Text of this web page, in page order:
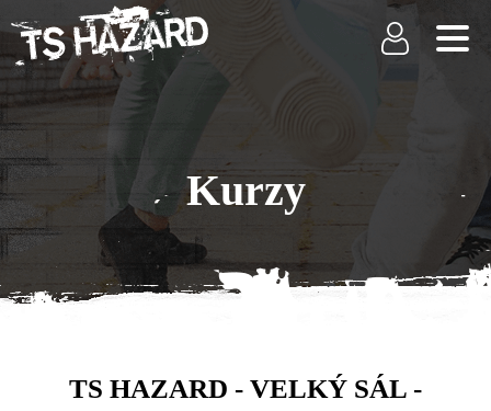
Kurzy
TS HAZARD - VELKÝ SÁL -